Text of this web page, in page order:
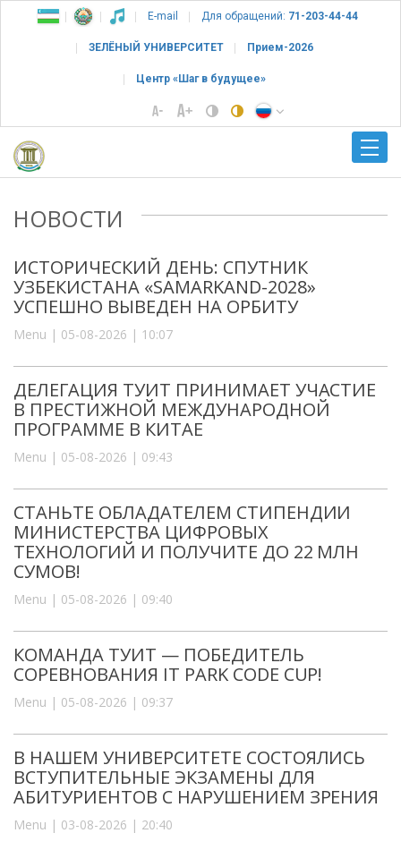
E-mail Для обращений: 71-203-44-44
ЗЕЛЁНЫЙ УНИВЕРСИТЕТ Прием-2026
Центр «Шаг в будущее»
НОВОСТИ
ИСТОРИЧЕСКИЙ ДЕНЬ: СПУТНИК
УЗБЕКИСТАНА «SAMARKAND-2028»
УСПЕШНО ВЫВЕДЕН НА ОРБИТУ
Menu | 05-08-2026 | 10:07
ДЕЛЕГАЦИЯ ТУИТ ПРИНИМАЕТ УЧАСТИЕ
В ПРЕСТИЖНОЙ МЕЖДУНАРОДНОЙ
ПРОГРАММЕ В КИТАЕ
Menu | 05-08-2026 | 09:43
СТАНЬТЕ ОБЛАДАТЕЛЕМ СТИПЕНДИИ
МИНИСТЕРСТВА ЦИФРОВЫХ
ТЕХНОЛОГИЙ И ПОЛУЧИТЕ ДО 22 МЛН
СУМОВ!
Menu | 05-08-2026 | 09:40
КОМАНДА ТУИТ — ПОБЕДИТЕЛЬ
СОРЕВНОВАНИЯ IT PARK CODE CUP!
Menu | 05-08-2026 | 09:37
В НАШЕМ УНИВЕРСИТЕТЕ СОСТОЯЛИСЬ
ВСТУПИТЕЛЬНЫЕ ЭКЗАМЕНЫ ДЛЯ
АБИТУРИЕНТОВ С НАРУШЕНИЕМ ЗРЕНИЯ
Menu | 03-08-2026 | 20:40